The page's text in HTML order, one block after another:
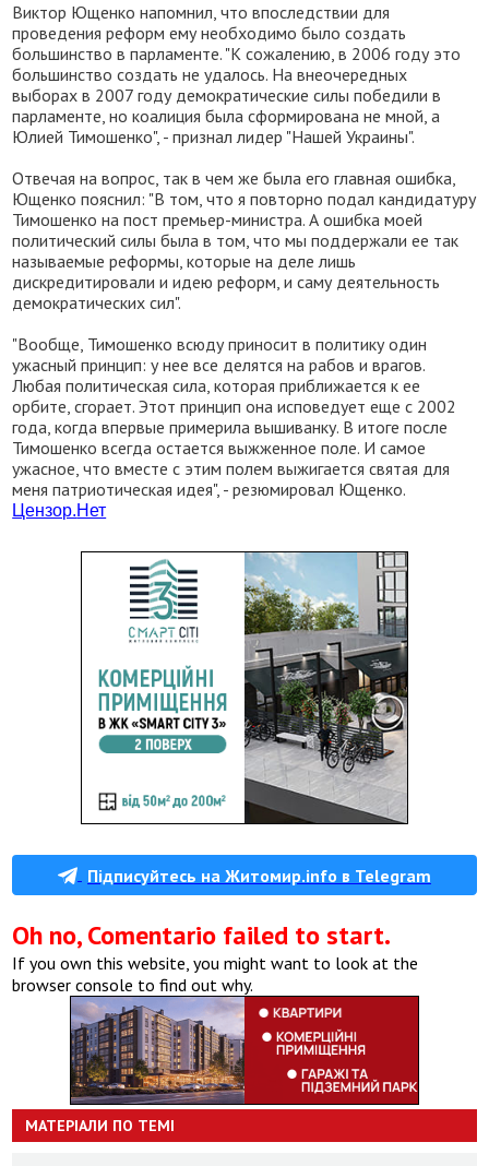
Виктор Ющенко напомнил, что впоследствии для
проведения реформ ему необходимо было создать
большинство в парламенте. "К сожалению, в 2006 году это
большинство создать не удалось. На внеочередных
выборах в 2007 году демократические силы победили в
парламенте, но коалиция была сформирована не мной, а
Юлией Тимошенко", - признал лидер "Нашей Украины".
Отвечая на вопрос, так в чем же была его главная ошибка,
Ющенко пояснил: "В том, что я повторно подал кандидатуру
Тимошенко на пост премьер-министра. А ошибка моей
политический силы была в том, что мы поддержали ее так
называемые реформы, которые на деле лишь
дискредитировали и идею реформ, и саму деятельность
демократических сил".
"Вообще, Тимошенко всюду приносит в политику один
ужасный принцип: у нее все делятся на рабов и врагов.
Любая политическая сила, которая приближается к ее
орбите, сгорает. Этот принцип она исповедует еще с 2002
года, когда впервые примерила вышиванку. В итоге после
Тимошенко всегда остается выжженное поле. И самое
ужасное, что вместе с этим полем выжигается святая для
меня патриотическая идея", - резюмировал Ющенко.
Цензор.Нет
Підписуйтесь на Житомир.info в Telegram
Oh no, Comentario failed to start.
If you own this website, you might want to look at the
browser console to find out why.
МАТЕРІАЛИ ПО ТЕМІ